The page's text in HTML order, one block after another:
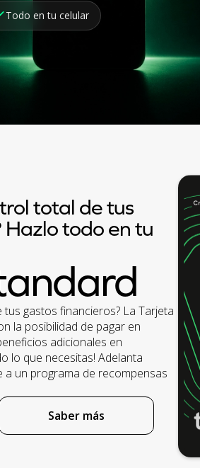
Todo en tu celular
total de tus
Hazlo todo en tu
gastos financieros? La Tarjeta
la posibilidad de pagar en
adicionales en
lo que necesitas! Adelanta
a un programa de recompensas
Saber más